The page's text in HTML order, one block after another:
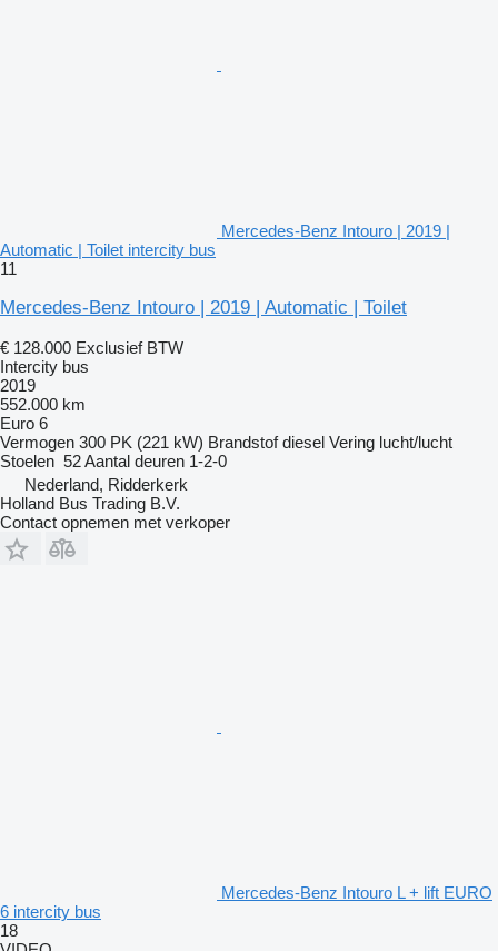
Mercedes-Benz Intouro | 2019 |
Automatic | Toilet intercity bus
11
Mercedes-Benz Intouro | 2019 | Automatic | Toilet
€ 128.000 Exclusief BTW
Intercity bus
2019
552.000 km
Euro 6
Vermogen 300 PK (221 kW) Brandstof diesel Vering lucht/lucht
Stoelen 52Aantal deuren 1-2-0
Nederland, Ridderkerk
Holland Bus Trading B.V.
Contact opnemen met verkoper
Mercedes-Benz Intouro L + lift EURO
6 intercity bus
18